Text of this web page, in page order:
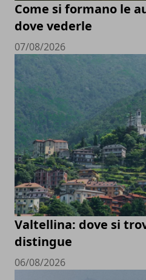
Come si formano le
dove vederle
07/08/2026
Valtellina: dove si
distingue
06/08/2026